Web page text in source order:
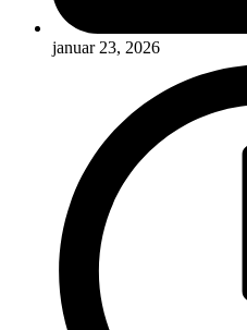
januar 23, 2026